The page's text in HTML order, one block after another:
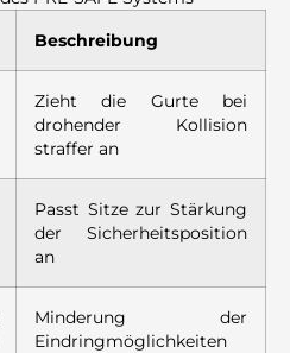
Beschreibung
Zieht die Gurte bei
drohender Kollision
straffer an
Passt Sitze zur Stärkung
der Sicherheitsposition
an
Minderung der
Eindringmöglichkeiten